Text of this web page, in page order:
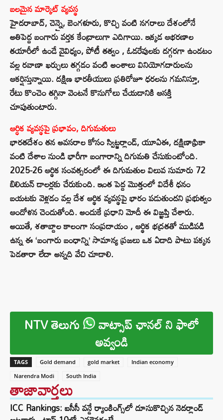
బలమైన మార్కెట్ వ్యవస్థ
హైదరాబాద్, చెన్నై, బెంగళూరు, కొచ్చి వంటి నగరాలు దేశంలోనే
అతిపెద్ద బంగారు వర్తక కేంద్రాలుగా ఎదిగాయి. ఇక్కడ ఆభరణాల
తయారీలో ఉండే వైవిధ్యం, పోటీ తత్వం , ఓడరేవులకు దగ్గరగా ఉండటం
వల్ల రవాణా ఖర్చులు తగ్గడం వంటి అంశాలు వినియోగదారులను
ఆకర్షిస్తున్నాయి. దక్షిణ భారతీయులు ప్రతిరోజూ ధరలను గమనిస్తూ,
రేటు కొంచెం తగ్గినా వెంటనే కొనుగోలు చేయడానికి ఆసక్తి
చూపుతుంటారు.
ఆర్ధిక వ్యవస్థపై ప్రభావం, దిగుమతులు
భారతదేశం తన అవసరాల కోసం స్విట్జర్లాండ్, యూఏఈ, దక్షిణాఫ్రికా
వంటి దేశాల నుండి భారీగా బంగారాన్ని దిగుమతి చేసుకుంటోంది.
2025-26 ఆర్థిక సంవత్సరంలో ఈ దిగుమతుల విలువ సుమారు 72
బిలియన్ డాలర్లకు చేరుకుంది. ఇంత పెద్ద మొత్తంలో విదేశీ ధనం
బయటకు వెళ్లడం వల్ల దేశ ఆర్థిక వ్యవస్థపై భారం పడుతుందని ప్రభుత్వం
ఆందోళన చెందుతోంది. అందుకే ప్రధాని మోదీ ఈ విజ్ఞప్తి చేశారు.
అయితే, శతాబ్దాల కాలంగా సంప్రదాయం , ఆర్థిక భద్రతతో ముడిపడి
ఉన్న ఈ ‘బంగారు బంధాన్ని’ సామాన్య ప్రజలు ఒక ఏడాది పాటు పక్కన
పెడతారా లేదా అన్నది వేచి చూడాలి.
NTV తెలుగు వాట్సాప్ ఛానల్ ని ఫాలో
అవ్వండి
TAGS Gold demand gold market
Indian economy
Narendra Modi
South India
తాజావార్తలు
ICC Rankings: ఐసీసీ వన్డే ర్యాంకింగ్స్‌లో దూసుకొచ్చిన నెదర్లాండ్